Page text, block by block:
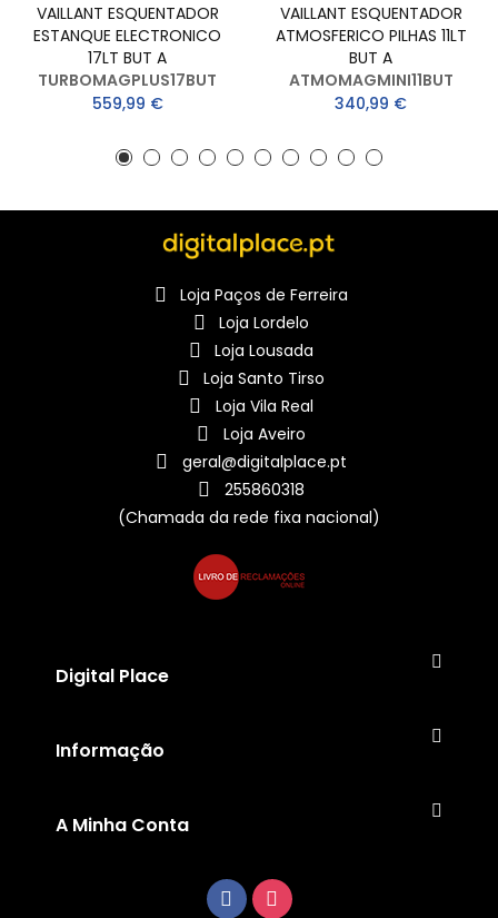
VAILLANT ESQUENTADOR
ESTANQUE ELECTRONICO
17LT BUT A
TURBOMAGPLUS17BUT
559,99 €
VAILLANT ESQUENTADOR
ATMOSFERICO PILHAS 11LT
BUT A
ATMOMAGMINI11BUT
340,99 €
Loja Paços de Ferreira
Loja Lordelo
Loja Lousada
Loja Santo Tirso
Loja Vila Real
Loja Aveiro
geral@digitalplace.pt
255860318
(Chamada da rede fixa nacional)
Digital Place
Informação
A Minha Conta